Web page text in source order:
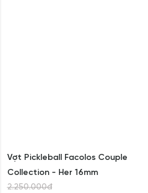
Vợt Pickleball Facolos Couple
Collection - Her 16mm
2.250.000đ